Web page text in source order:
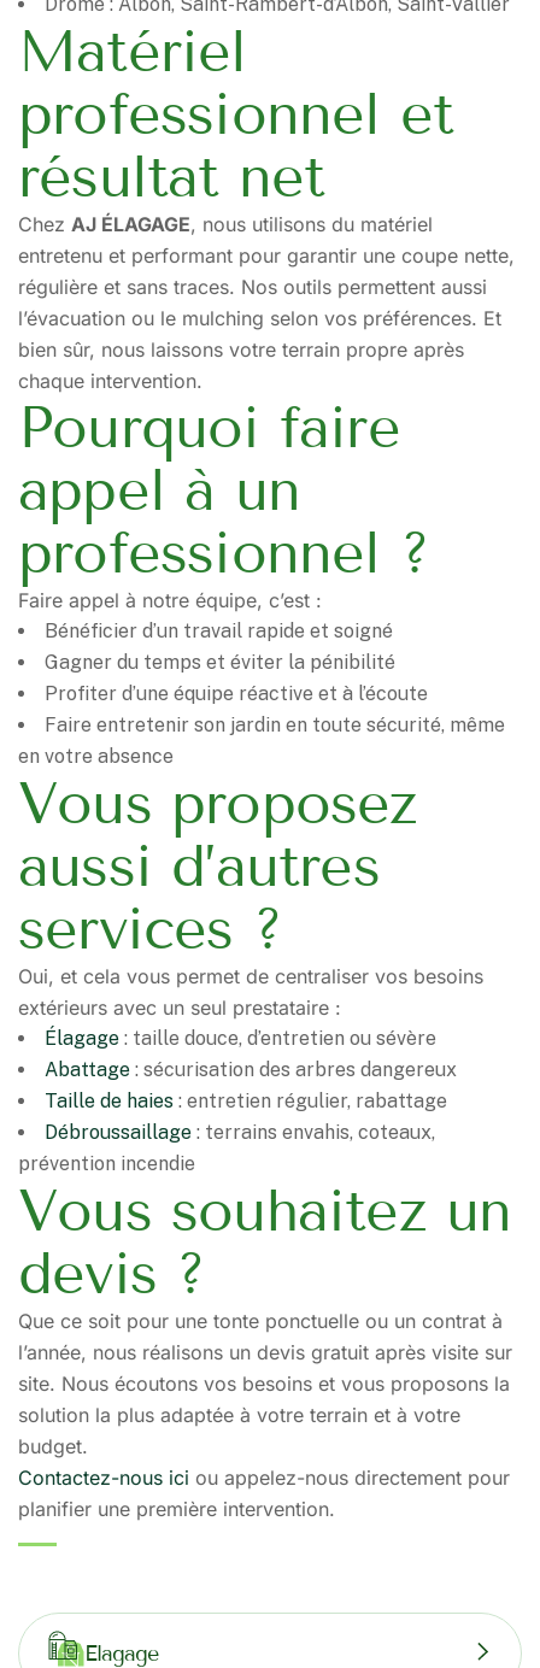
Matériel
professionnel et
résultat net
Chez AJ ÉLAGAGE, nous utilisons du matériel
entretenu et performant pour garantir une coupe nette,
régulière et sans traces. Nos outils permettent aussi
l’évacuation ou le mulching selon vos préférences. Et
bien sûr, nous laissons votre terrain propre après
chaque intervention.
Pourquoi faire
appel à un
professionnel ?
Faire appel à notre équipe, c’est :
Bénéficier d’un travail rapide et soigné
Gagner du temps et éviter la pénibilité
Profiter d’une équipe réactive et à l’écoute
Faire entretenir son jardin en toute sécurité, même
en votre absence
Vous proposez
aussi d’autres
services ?
Oui, et cela vous permet de centraliser vos besoins
extérieurs avec un seul prestataire :
Élagage : taille douce, d’entretien ou sévère
Abattage : sécurisation des arbres dangereux
Taille de haies : entretien régulier, rabattage
Débroussaillage : terrains envahis, coteaux,
prévention incendie
Vous souhaitez un
devis ?
Que ce soit pour une tonte ponctuelle ou un contrat à
l’année, nous réalisons un devis gratuit après visite sur
site. Nous écoutons vos besoins et vous proposons la
solution la plus adaptée à votre terrain et à votre
budget.
Contactez-nous ici ou appelez-nous directement pour
planifier une première intervention.
Elagage